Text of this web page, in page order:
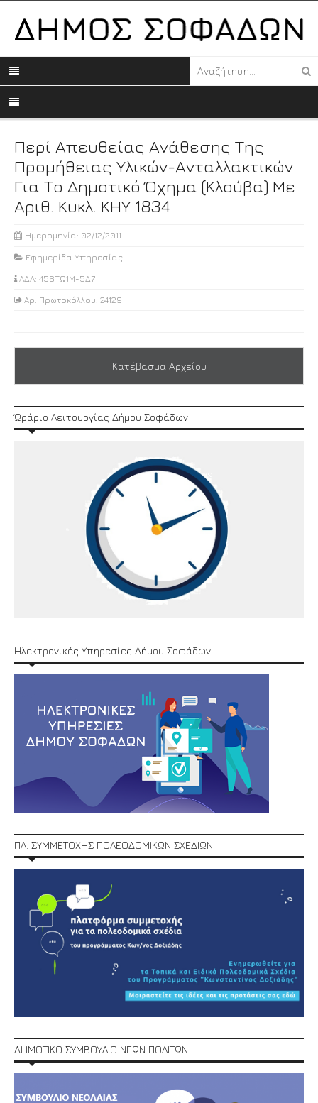
Περί Απευθείας Ανάθεσης Της
Προμήθειας Υλικών-Ανταλλακτικών
Για Το Δημοτικό Όχημα (κλούβα) Με
Αριθ. Κυκλ. ΚΗΥ 1834
Ημερομηνία: 02/12/2011
Εφημερίδα Υπηρεσίας
ΑΔΑ: 456ΤΩ1Μ-5Δ7
Αρ. Πρωτοκόλλου: 24129
Κατέβασμα Αρχείου
Ώράριο Λειτουργίας Δήμου Σοφάδων
Ηλεκτρονικές Υπηρεσίες Δήμου Σοφάδων
ΠΛ. ΣΥΜΜΕΤΟΧΗΣ ΠΟΛΕΟΔΟΜΙΚΩΝ ΣΧΕΔΙΩΝ
ΔΗΜΟΤΙΚΟ ΣΥΜΒΟΥΛΙΟ ΝΕΩΝ ΠΟΛΙΤΩΝ